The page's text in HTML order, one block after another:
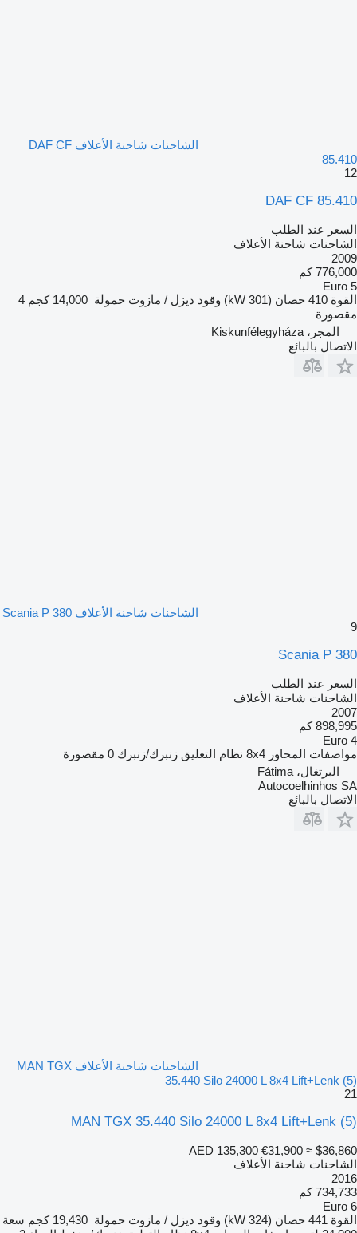
الشاحنات شاحنة الأعلاف DAF CF
85.410
12
DAF CF 85.410
السعر عند الطلب
الشاحنات شاحنة الأعلاف
2009
776,000 كم
Euro 5
القوة 410 حصان (301 kW) وقود ديزل / مازوت حمولة 14,000 كجم
4
مقصورة
المجر، Kiskunfélegyháza
الاتصال بالبائع
الشاحنات شاحنة الأعلاف Scania P 380
9
Scania P 380
السعر عند الطلب
الشاحنات شاحنة الأعلاف
2007
898,995 كم
Euro 4
مواصفات المحاور 8x4 نظام التعليق زنبرك/زنبرك 0 مقصورة
البرتغال، Fátima
Autocoelhinhos SA
الاتصال بالبائع
الشاحنات شاحنة الأعلاف MAN TGX
35.440 Silo 24000 L 8x4 Lift+Lenk (5)
21
MAN TGX 35.440 Silo 24000 L 8x4 Lift+Lenk (5)
AED 135,300 €31,900 ≈ $36,860
الشاحنات شاحنة الأعلاف
2016
734,733 كم
Euro 6
القوة 441 حصان (324 kW) وقود ديزل / مازوت حمولة 19,430 كجم
سعة